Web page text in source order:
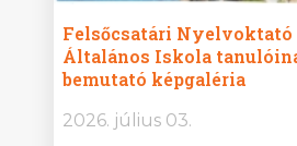
Felsőcsatári Nyelvoktató
Általános Iskola
bemutató képgaléria
2026. július 03.